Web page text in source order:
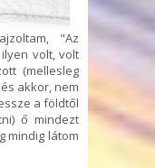
"Az
volt, volt
(mellesleg
akkor, nem
a földtől
ő mindezt
mindig látom